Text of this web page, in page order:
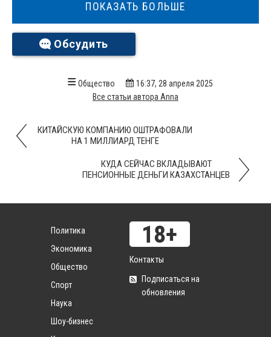
ПОКАЗАТЬ БОЛЬШЕ
Обсудить
Общество
16:37, 28 апреля 2025
Все статьи автора Anna
КИТАЙСКУЮ КОМПАНИЮ ОШТРАФОВАЛИ
НА 1 МИЛЛИАРД ТЕНГЕ
КУДА СЕЙЧАС ВКЛАДЫВАЮТ
ПЕНСИОННЫЕ ДЕНЬГИ КАЗАХСТАНЦЕВ
Политика
Экономика
Общество
Спорт
Наука
Шоу-бизнес
Контакты
Подписаться на
обновления